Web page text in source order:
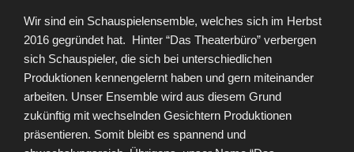
Wir sind ein Schauspielensemble, welches sich im Herbst
2016 gegründet hat. Hinter “Das Theaterbüro” verbergen
sich Schauspieler, die sich bei unterschiedlichen
Produktionen kennengelernt haben und gern miteinander
arbeiten. Unser Ensemble wird aus diesem Grund
zukünftig mit wechselnden Gesichtern Produktionen
präsentieren. Somit bleibt es spannend und